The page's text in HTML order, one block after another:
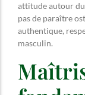
attitude autour du
pas de paraître
authentique,
masculin.